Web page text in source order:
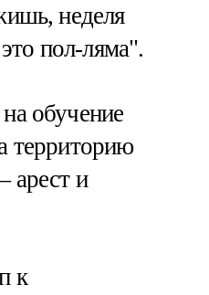
неделя
пол-ляма".
обучение
территорию
арест и
к